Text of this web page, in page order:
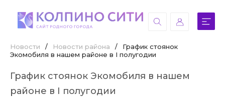
Новости / Новости района /
График стоянок
Экомобиля в нашем районе в I полугодии
График стоянок Экомобиля в нашем
районе в I полугодии